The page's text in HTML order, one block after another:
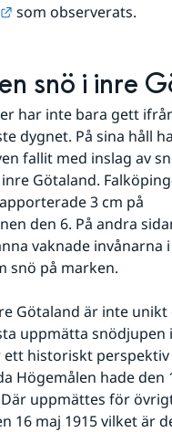
Länk till annan
som observerats.
snö i inre
har inte bara gett
dygnet. På sina håll
fallit med inslag av
Götaland.
3 cm på
den 6. På andra
vaknade invånarna
snö på marken.
Götaland är inte unikt
uppmätta snödjupen
historiskt perspektiv
Högemålen hade den
Där uppmättes för
16 maj 1915 vilket är